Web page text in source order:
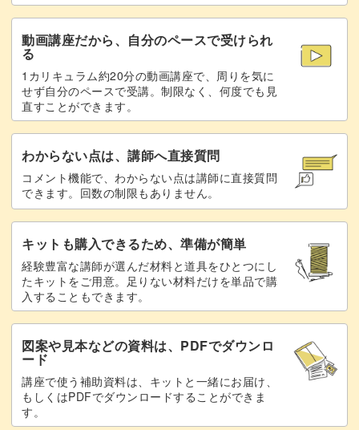
動画講座だから、自分のペースで受けられ
る
1カリキュラム約20分の動画講座で、周りを気に
せず自分のペースで受講。制限なく、何度でも見
直すことができます。
わからない点は、講師へ直接質問
コメント機能で、わからない点は講師に直接質問
できます。回数の制限もありません。
キットも購入できるため、準備が簡単
経験豊富な講師が選んだ材料と道具をひとつにし
たキットをご用意。足りない材料だけを単品で購
入することもできます。
図案や見本などの資料は、PDFでダウンロ
ード
講座で使う補助資料は、キットと一緒にお届け、
もしくはPDFでダウンロードすることができま
す。